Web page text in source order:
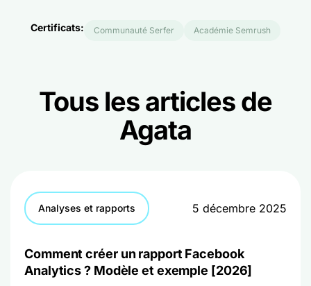
Certificats: Communauté Serfer Académie Semrush
Tous les articles de
Agata
Analyses et rapports 5 décembre 2025
Comment créer un rapport Facebook
Analytics ? Modèle et exemple [2026]